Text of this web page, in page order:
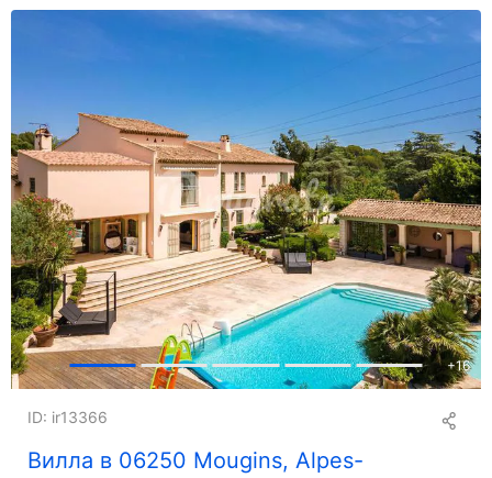
+16
Вилла в 06250 Mougins, Alpes-
ID: ir13366